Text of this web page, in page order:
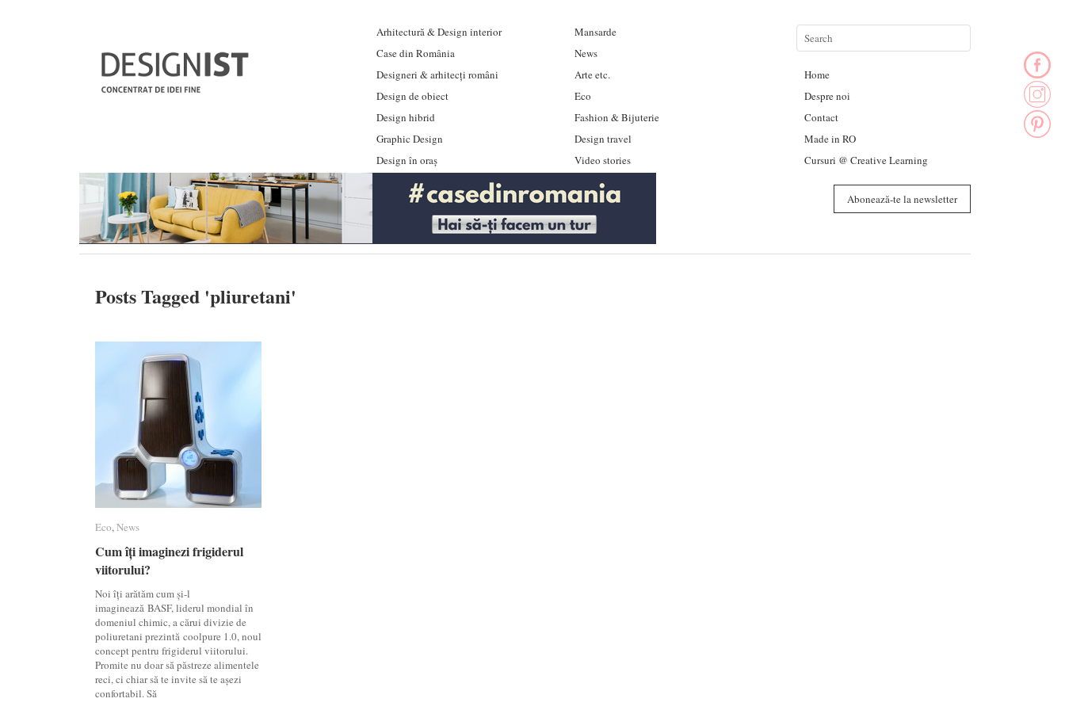
Arhitectură & Design interior
Case din România
Designeri & arhitecți români
Design de obiect
Design hibrid
Graphic Design
Design în oraș
Mansarde
News
Arte etc.
Eco
Fashion & Bijuterie
Design travel
Video stories
Home
Despre noi
Contact
Made in RO
Cursuri @ Creative Learning
Abonează-te la newsletter
Posts Tagged 'pliuretani'
Eco,News
Cum îți imaginezi frigiderul
viitorului?
Noi îți arătăm cum și-l
imaginează BASF, liderul mondial în
domeniul chimic, a cărui divizie de
poliuretani prezintă coolpure 1.0, noul
concept pentru frigiderul viitorului.
Promite nu doar să păstreze alimentele
reci, ci chiar să te invite să te așezi
confortabil. Să
Eco News
Cum îți imaginezi frigiderul
viitorului?